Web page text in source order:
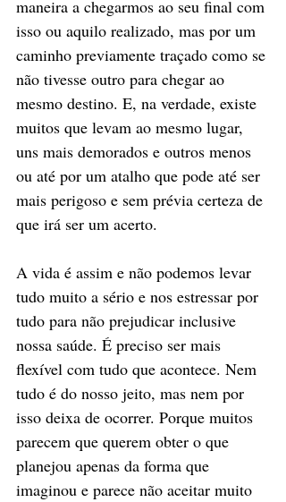
maneira a chegarmos ao seu final com
isso ou aquilo realizado, mas por um
caminho previamente traçado como se
não tivesse outro para chegar ao
mesmo destino. E, na verdade, existe
muitos que levam ao mesmo lugar,
uns mais demorados e outros menos
ou até por um atalho que pode até ser
mais perigoso e sem prévia certeza de
que irá ser um acerto.
A vida é assim e não podemos levar
tudo muito a sério e nos estressar por
tudo para não prejudicar inclusive
nossa saúde. É preciso ser mais
flexível com tudo que acontece. Nem
tudo é do nosso jeito, mas nem por
isso deixa de ocorrer. Porque muitos
parecem que querem obter o que
planejou apenas da forma que
imaginou e parece não aceitar muito